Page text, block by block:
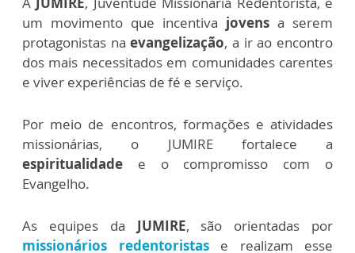
um movimento que incentiva jovens a serem
protagonistas naevangelização, a ir ao encontro
dos mais necessitados em comunidades carentes
e viver experiências de fé e serviço.
Por meio de encontros, formações e atividades
missionárias, o JUMIRE fortalece a
espiritualidade e o compromisso com o
Evangelho.
As equipes da JUMIRE, são orientadas por
missionários redentoristas e realizam esse